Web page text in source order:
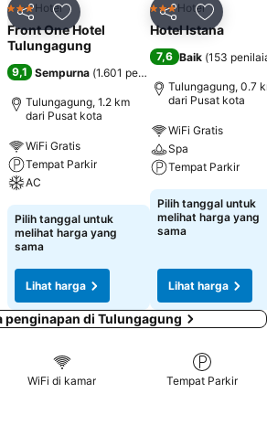
favorit
tersedia
BagikanTambahkan ke favorit
3 Bintang
Hotel
Front One Hotel
Tulungagung
9,1 Sempurna (1.601 penilaian
Tulungagung, 1.2 km
dari Pusat kota
WiFi Gratis
Tempat Parkir
AC
Pilih tanggal untuk
melihat harga yang
sama
Lihat harga
Bagikan
3 Bintang
Hotel
Hotel Istana
7,6 Baik (153
Tulungagung, 0.7
dari Pusat kota
WiFi Gratis
Spa
Tempat Parkir
Pilih tanggal untuk
melihat harga yang
sama
Lihat harga
penginapan di Tulungagung
WiFi di kamar Tempat Parkir